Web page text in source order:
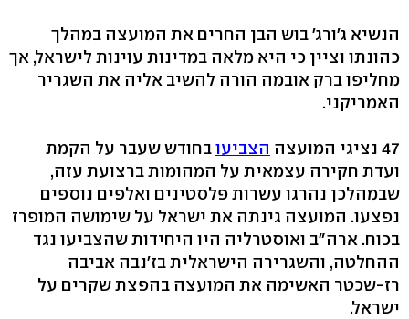
הנשיא ג'ורג' בוש הבן החרים את המועצה במהלך
כהונתו וציין כי היא מלאה במדינות עוינות לישראל, אך
מחליפו ברק אובמה הורה להשיב אליה את השגריר
האמריקני.
47 נציגי המועצה הצביעובחודש שעבר על הקמת
ועדת חקירה עצמאית על המהומות ברצועת עזה,
שבמהלכן נהרגו עשרות פלסטינים ואלפים נוספים
נפצעו. המועצה גינתה את ישראל על שימושה המופרז
בכוח. ארה"ב ואוסטרליה היו היחידות שהצביעו נגד
ההחלטה, והשגרירה הישראלית בז'נבה אביבה
רז-שכטר האשימה את המועצה בהפצת שקרים על
ישראל.